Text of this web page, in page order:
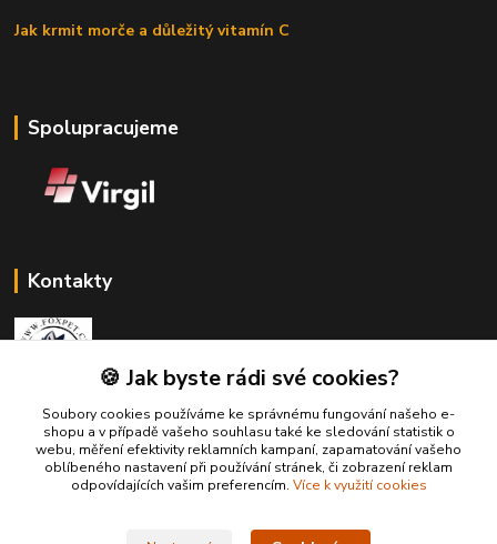
Jak krmit morče a důležitý vitamín C
Spolupracujeme
Kontakty
Zákaznická podpora Fox Pet
+420731765216
(Po-Pá, 10-14 hod.)
🍪 Jak byste rádi své cookies?
Soubory cookies používáme ke správnému fungování našeho e-
shopu a v případě vašeho souhlasu také ke sledování statistik o
webu, měření efektivity reklamních kampaní, zapamatování vašeho
oblíbeného nastavení při používání stránek, či zobrazení reklam
odpovídajících vašim preferencím. Více k využití cookies